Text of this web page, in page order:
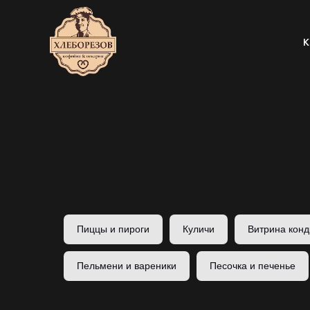
Пиццы и пироги Куличи Витрина
Пельмени и вареники Песочка и печенье